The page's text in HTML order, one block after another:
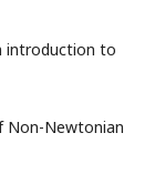
introduction to
Non-Newtonian